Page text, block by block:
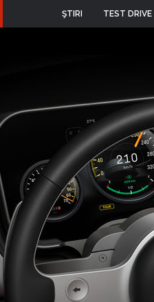
ŞTIRI TEST DRIVE